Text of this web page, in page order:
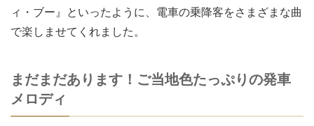
ィ・ブー』といったように、電車の乗降客をさまざまな曲
で楽しませてくれました。
まだまだあります！ご当地色たっぷりの発車
メロディ